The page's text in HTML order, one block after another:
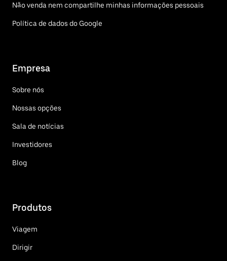
Não venda nem compartilhe minhas informações pessoais
Política de dados do Google
Empresa
Sobre nós
Nossas opções
Sala de notícias
Investidores
Blog
Produtos
Viagem
Dirigir